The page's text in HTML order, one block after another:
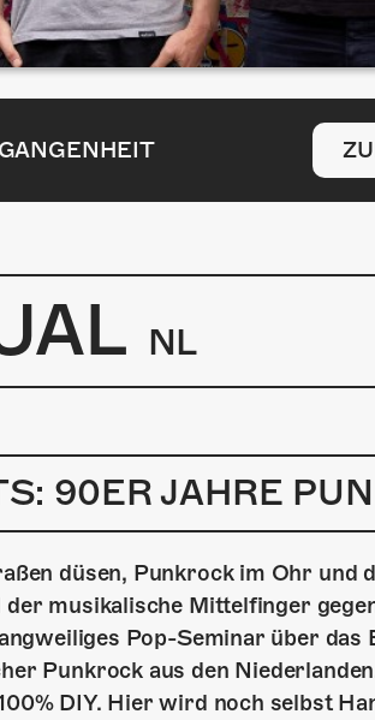
NL
90ER JAHRE
düsen, Punkrock im Ohr und
musikalische Mittelfinger
Pop-Seminar über das
Punkrock aus den
DIY. Hier wird noch selbst